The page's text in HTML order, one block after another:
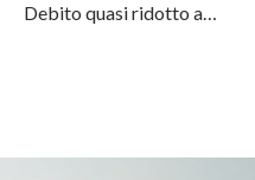
Debito quasi ridotto a…